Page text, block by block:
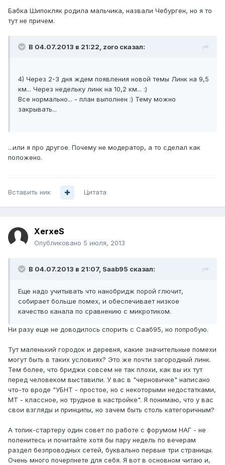
Бабка Шипокляк родила мальчика, назвали Чебурген, но я то
тут не причем.
В 04.07.2013 в 21:22, zoro сказал:
4) Через 2-3 дня ждем появления новой темы Линк на 9,5
км... Через недельку линк на 10,2 км... :)
Все нормально... - план выполнен :) Тему можно
закрывать...
...или я про другое. Почему не модератор, а то сделал как
положено.
Вставить ник Цитата
XerxeS
Опубликовано 5 июля, 2013
В 04.07.2013 в 21:07, Saab95 сказал:
Еще надо учитывать что нанобридж порой глючит,
собирает больше помех, и обеспечивает низкое
качество канала по сравнению с микротиком.
Ни разу еще не доводилось спорить с Сааб95, но попробую.
Тут маленький городок и деревня, какие значительные помехи
могут быть в таких условиях? Это же почти загородный линк.
Тем более, что бриджи совсем не так плохи, как вы их тут
перед человеком выставили. У вас в "черновичке" написано
что-то вроде "УБНТ - простое, но с некоторыми недостатками,
МТ - классное, но трудное в настройке". Я понимаю, что у вас
свои взгляды и принципы, но зачем быть столь категоричным?
А топик-стартеру один совет по работе с форумом НАГ - не
поленитесь и почитайте хотя бы пару недель по вечерам
раздел безпроводных сетей, буквально первые три страницы.
Очень много почерпнете для себя. Я вот в основном читаю и,